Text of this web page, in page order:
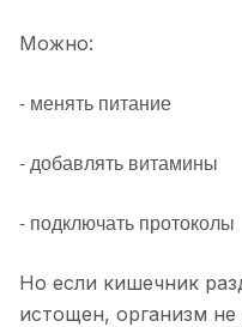
Можно:
- менять питание
- добавлять витамины
- подключать протоколы
Но если кишечник
истощен, организм